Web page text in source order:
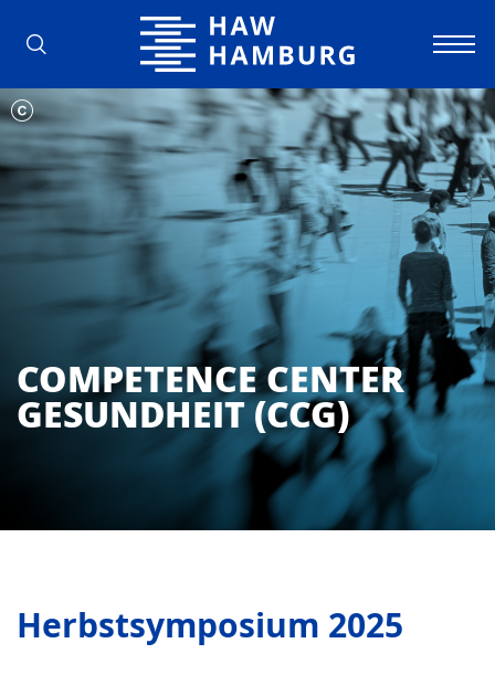
Hochschule für Angewandte
COMPETENCE CENTER
GESUNDHEIT (CCG)
Herbstsymposium 2025